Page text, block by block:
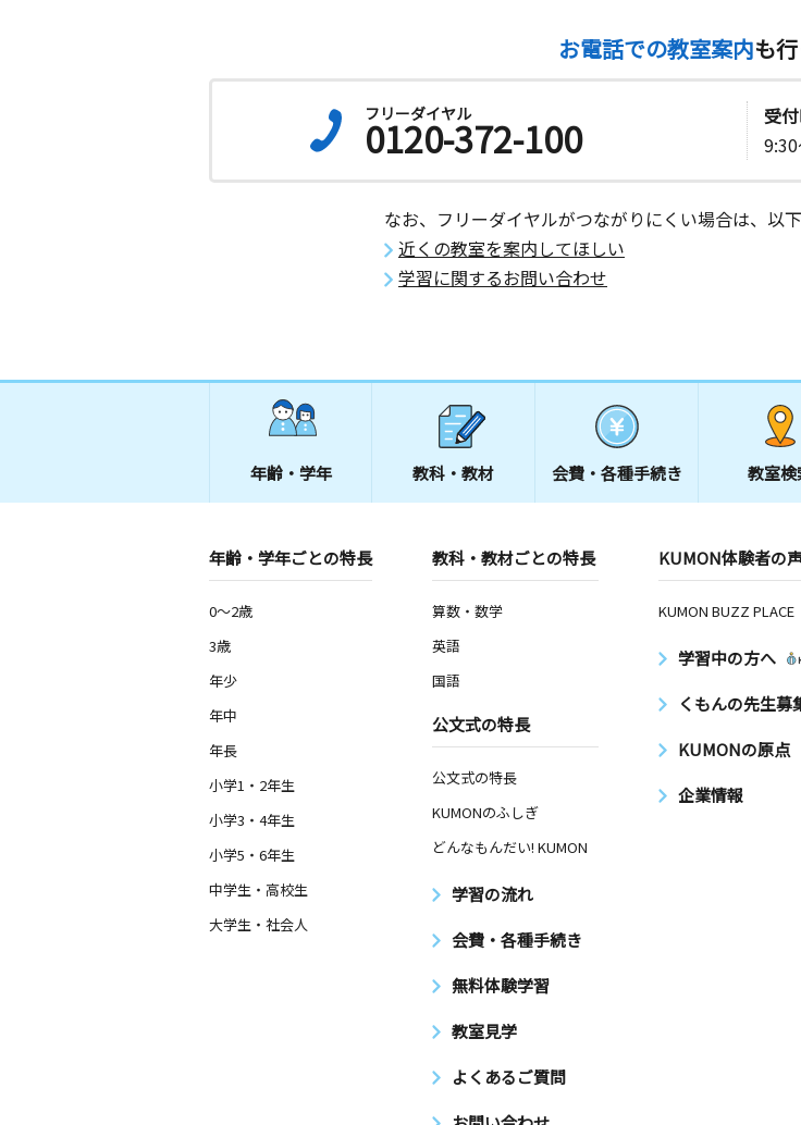
お電話での教室案内も
フリーダイヤル
0120-372-100
受
なお、フリーダイヤルがつながりにくい場合は、以
近くの教室を案内してほしい
学習に関するお問い合わせ
年齢・学年 教科・教材 会費・ 各種手続き 教室検
年齢・学年ごとの特長
0～2歳
3歳
年少
年中
年長
小学1・2年生
小学3・4年生
小学5・6年生
中学生・高校生
大学生・社会人
教科・教材ごとの特長
算数・数学
英語
国語
公文式の特長
公文式の特長
KUMONのふしぎ
どんなもんだい! KUMON
学習の流れ
会費・各種手続き
無料体験学習
教室見学
よくあるご質問
KUMON体験者の
KUMON BUZZ PLACE
学習中の方へ
くもんの先生募
KUMONの原点
企業情報